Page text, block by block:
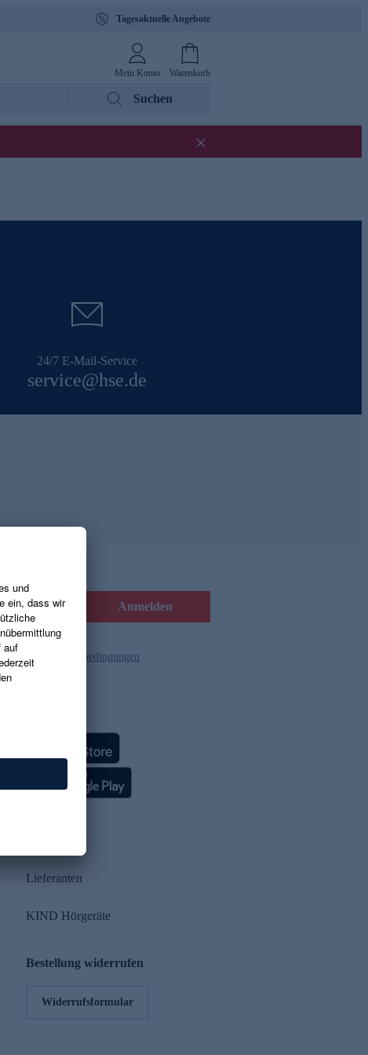
Tagesaktuelle Angebote
Mein Konto Warenkorb
Suchen
24/7 E-Mail-Service
service@hse.de
Anmelden
und die Gutscheinbedingungen
Lieferanten
KIND Hörgeräte
Bestellung widerrufen
Widerrufsformular